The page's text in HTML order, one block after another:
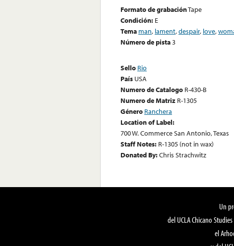
Formato de grabaciónTape
Condición: E
Tema man, lament,despair, love,
Número de pista3
Sello Rio
País USA
Numero de Catalogo R-430-B
Numero de Matriz R-1305
Género Ranchera
Location of Label:
700 W. Commerce San Antonio, Texas
Staff Notes: R-1305 (not in wax)
Donated By:Chris Strachwitz
Un
del UCLA Chicano
el